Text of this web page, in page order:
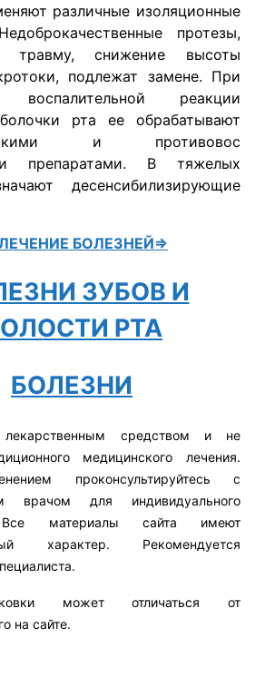
различные изоляционные
протезы,
травму, снижение высоты
подлежат замене. При
воспалительной реакции
рта ее обрабатывают
и противовос
препаратами. В тяжелых
десенсибилизирующие
БОЛЕЗНЕЙ⇒
ЗУБОВ И
РТА
БОЛЕЗНИ
средством и не
медицинского лечения.
проконсультируйтесь с
врачом для индивидуального
Все материалы сайта имеют
характер. Рекомендуется
может отличаться от
на сайте.